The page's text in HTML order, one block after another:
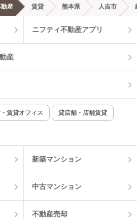
都市ガス
オートロック
インターネット無料
産 賃貸 熊本県 人吉市
ニフティ不動産アプリ
産
賃貸オフィス 貸店舗・店舗賃貸
新築マンション
中古マンション
不動産売却